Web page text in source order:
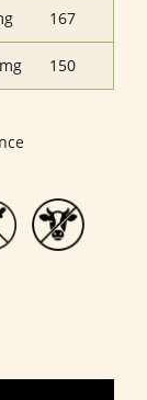
167
150